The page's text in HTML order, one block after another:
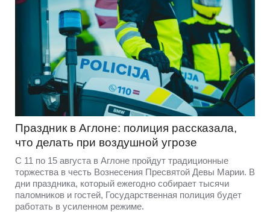
Праздник в Аглоне: полиция рассказала,
что делать при воздушной угрозе
С 11 по 15 августа в Аглоне пройдут традиционные
торжества в честь Вознесения Пресвятой Девы Марии. В
дни праздника, который ежегодно собирает тысячи
паломников и гостей, Государственная полиция будет
работать в усиленном режиме.